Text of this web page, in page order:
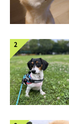
下する
エアコンの冷たい
が冷えることも。
に低下し、おなか